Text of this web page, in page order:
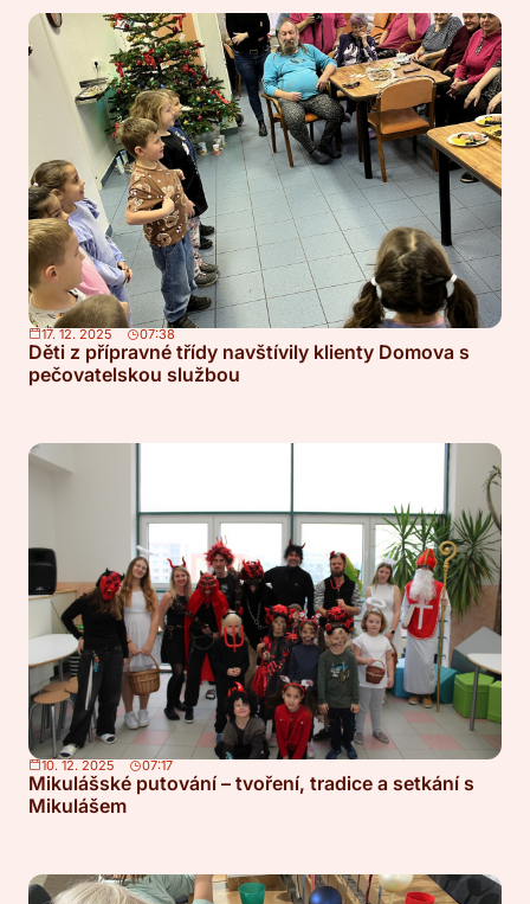
17. 12. 2025 07:38
Děti z přípravné třídy navštívily klienty Domova s
pečovatelskou službou
10. 12. 2025 07:17
Mikulášské putování – tvoření, tradice a setkání s
Mikulášem